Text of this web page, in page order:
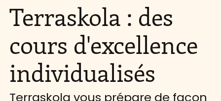
Terraskola : des
cours d'excellence
individualisés
Terraskola vous prépare de façon